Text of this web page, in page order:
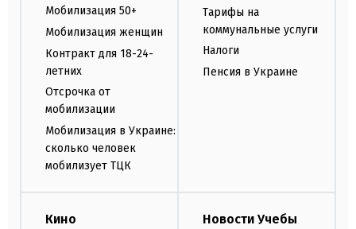
Мобилизация 50+
Мобилизация женщин
Контракт для 18-24-
летних
Отсрочка от
мобилизации
Мобилизация в Украине:
сколько человек
мобилизует ТЦК
Тарифы на
коммунальные услуги
Налоги
Пенсия в Украине
Кино Новости Учебы